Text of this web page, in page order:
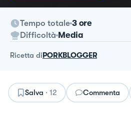
Tempo totale 3 ore
Difficoltà Media
ricetta diPORKBLOGGER
Salva · 12 Commenta